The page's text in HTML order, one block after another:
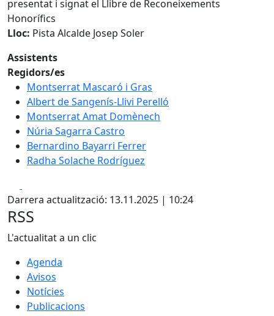
presentat i signat el Llibre de Reconeixements
Honorífics
Lloc: Pista Alcalde Josep Soler
Assistents
Regidors/es
Montserrat Mascaró i Gras
Albert de Sangenís-Llivi Perelló
Montserrat Amat Domènech
Núria Sagarra Castro
Bernardino Bayarri Ferrer
Radha Solache Rodríguez
Darrera actualització: 13.11.2025 | 10:24
RSS
L'actualitat a un clic
Agenda
Avisos
Notícies
Publicacions